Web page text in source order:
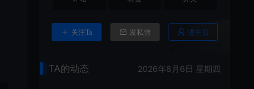
关注Ta 发私信 进主页
TA的动态 2026年8月6日 星期四